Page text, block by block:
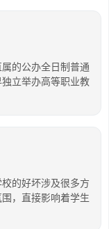
的公办全日制普通
立举办高等职业教
的好坏涉及很多方
，直接影响着学生